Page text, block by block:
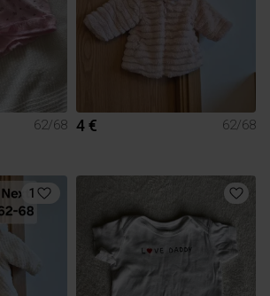
62/68 4 € 62/68
1